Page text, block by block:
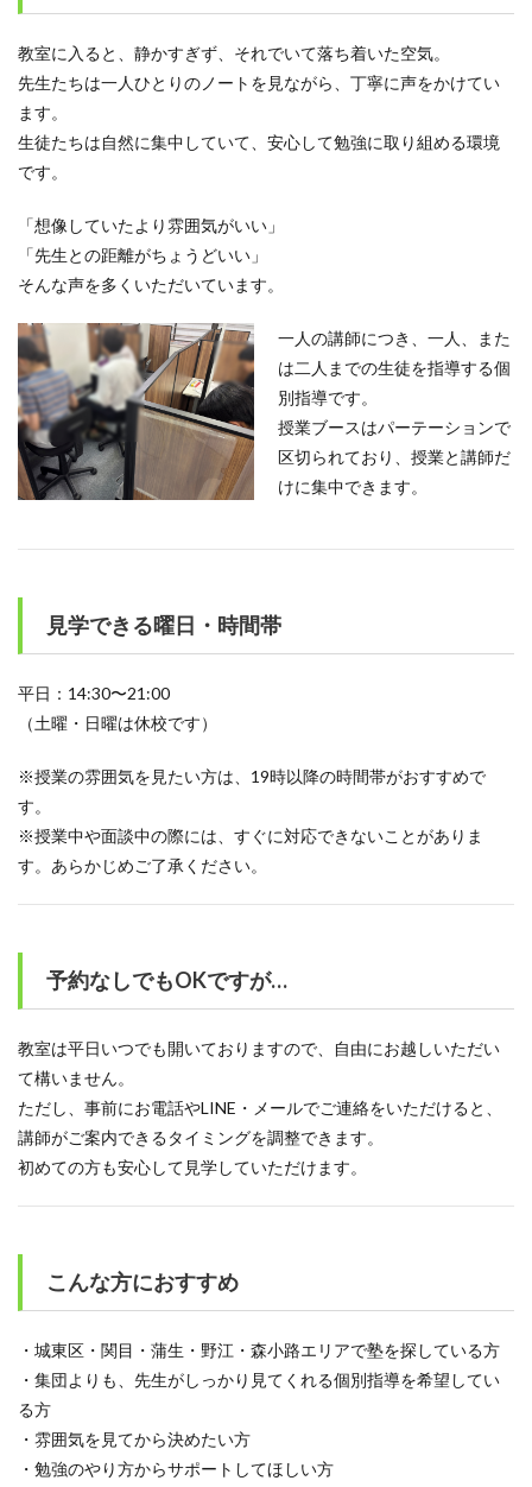
教室に入ると、静かすぎず、それでいて落ち着いた空気。
先生たちは一人ひとりのノートを見ながら、丁寧に声をかけてい
ます。
生徒たちは自然に集中していて、安心して勉強に取り組める環境
です。
「想像していたより雰囲気がいい」
「先生との距離がちょうどいい」
そんな声を多くいただいています。
一人の講師につき、一人、また
は二人までの生徒を指導する個
別指導です。
授業ブースはパーテーションで
区切られており、授業と講師だ
けに集中できます。
見学できる曜日・時間帯
平日：14:30〜21:00
（土曜・日曜は休校です）
※授業の雰囲気を見たい方は、19時以降の時間帯がおすすめで
す。
※授業中や面談中の際には、すぐに対応できないことがありま
す。あらかじめご了承ください。
予約なしでもOKですが…
教室は平日いつでも開いておりますので、自由にお越しいただい
て構いません。
ただし、事前にお電話やLINE・メールでご連絡をいただけると、
講師がご案内できるタイミングを調整できます。
初めての方も安心して見学していただけます。
こんな方におすすめ
・城東区・関目・蒲生・野江・森小路エリアで塾を探している方
・集団よりも、先生がしっかり見てくれる個別指導を希望してい
る方
・雰囲気を見てから決めたい方
・勉強のやり方からサポートしてほしい方